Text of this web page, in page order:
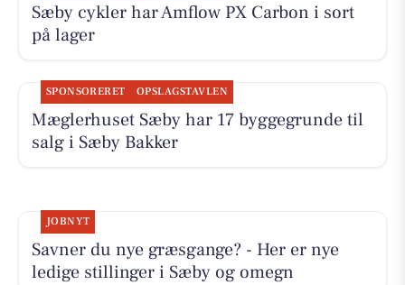
Sæby cykler har Amflow PX Carbon i sort
på lager
SPONSORERET OPSLAGSTAVLEN
Mæglerhuset Sæby har 17 byggegrunde til
salg i Sæby Bakker
JOBNYT
Savner du nye græsgange? - Her er nye
ledige stillinger i Sæby og omegn